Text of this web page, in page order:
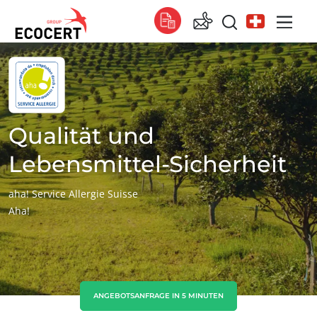
UNSERE LEISTUNGEN
Zertifizierung
Global
Global (Englisch)
Global (Französisch)
Global (Spanisch)
Afrika
Südafrika (Englisch)
Tunesien (Französisch)
Asien
China (Chinesisch)
Qualität und
Lebensmittel-Sicherheit
aha! Service Allergie Suisse
Aha!
ANGEBOTSANFRAGE IN 5 MINUTEN